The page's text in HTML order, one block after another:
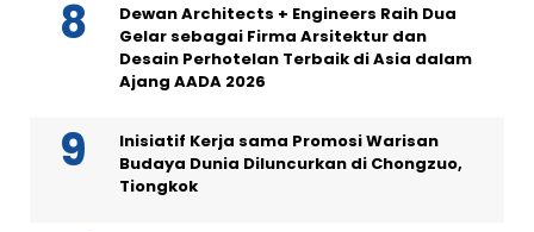
Dewan Architects + Engineers Raih Dua
Gelar sebagai Firma Arsitektur dan
Desain Perhotelan Terbaik di Asia dalam
Ajang AADA 2026
Inisiatif Kerja sama Promosi Warisan
Budaya Dunia Diluncurkan di Chongzuo,
Tiongkok